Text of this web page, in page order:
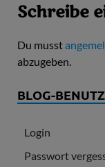
Schreibe
Du musst
abzugeben.
BLOG-
Login
Passwort